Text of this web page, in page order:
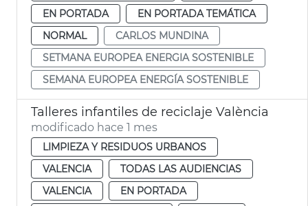
EN PORTADA
EN PORTADA TEMÁTICA
NORMAL
CARLOS MUNDINA
SETMANA EUROPEA ENERGIA SOSTENIBLE
SEMANA EUROPEA ENERGÍA SOSTENIBLE
Talleres infantiles de reciclaje València
modificado hace 1 mes
LIMPIEZA Y RESIDUOS URBANOS
VALENCIA
TODAS LAS AUDIENCIAS
VALENCIA
EN PORTADA